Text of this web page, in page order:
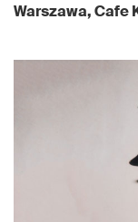
Warszawa, Cafe